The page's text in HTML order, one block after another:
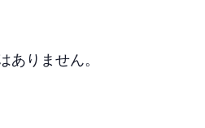
りません。